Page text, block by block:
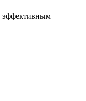
эффективным